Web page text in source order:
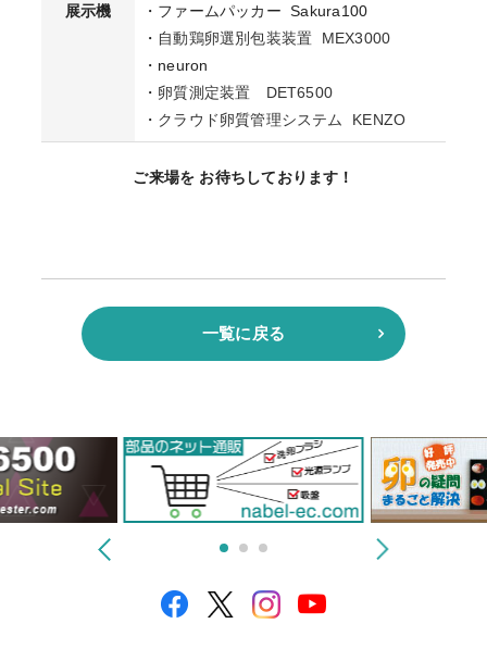
展示機
・ファームパッカー Sakura100
・ 自動鶏卵選別包装装置 MEX3000
・neuron
・ 卵質測定装置 DET6500
・ クラウド卵質管理システム KENZO
ご来場を お待ちしております！
一覧に戻る